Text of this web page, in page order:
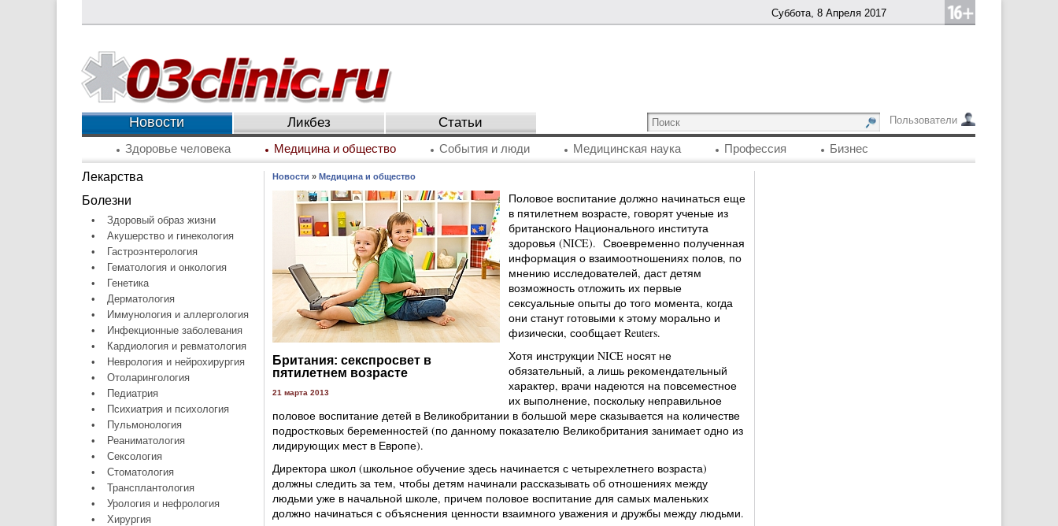
Суббота, 8 Апреля 2017
Пользователи
Новости Ликбез Статьи
Здоровье человека Медицина и общество События и люди Медицинская наука Профессия Бизнес
Лекарства
Болезни
•
Здоровый образ жизни
•
Акушерство и гинекология
•
Гастроэнтерология
•
Гематология и онкология
•
Генетика
•
Дерматология
•
Иммунология и аллергология
•
Инфекционные заболевания
•
Кардиология и ревматология
•
Неврология и нейрохирургия
•
Отоларингология
•
Педиатрия
•
Психиатрия и психология
•
Пульмонология
•
Реаниматология
•
Сексология
•
Стоматология
•
Трансплантология
•
Урология и нефрология
•
Хирургия
Новости » Медицина и общество
Британия: секспросвет в
пятилетнем возрасте
21 марта 2013
Половое воспитание должно начинаться еще
в пятилетнем возрасте, говорят ученые из
британского Национального института
здоровья (NICE). Своевременно полученная
информация о взаимоотношениях полов, по
мнению исследователей, даст детям
возможность отложить их первые
сексуальные опыты до того момента, когда
они станут готовыми к этому морально и
физически, сообщает Reuters.
Хотя инструкции NICE носят не
обязательный, а лишь рекомендательный
характер, врачи надеются на повсеместное
их выполнение, поскольку неправильное
половое воспитание детей в Великобритании в большой мере сказывается на количестве
подростковых беременностей (по данному показателю Великобритания занимает одно из
лидирующих мест в Европе).
Директора школ (школьное обучение здесь начинается с четырехлетнего возраста)
должны следить за тем, чтобы детям начинали рассказывать об отношениях между
людьми уже в начальной школе, причем половое воспитание для самых маленьких
должно начинаться с объяснения ценности взаимного уважения и дружбы между людьми.